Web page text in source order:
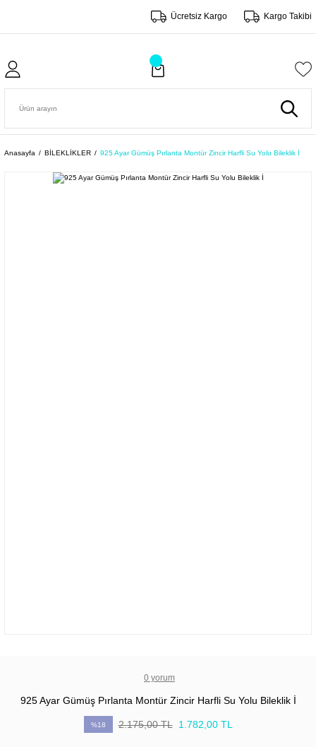
Ücretsiz Kargo Kargo Takibi
Anasayfa BİLEKLİKLER 925 Ayar Gümüş Pırlanta Montür Zincir Harfli Su Yolu Bileklik İ
0 yorum
925 Ayar Gümüş Pırlanta Montür Zincir Harfli Su Yolu Bileklik İ
%18 2.175,00 TL 1.782,00 TL